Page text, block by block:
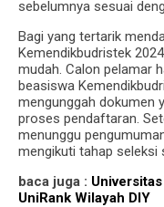
sebelumnya sesuai
Bagi yang tertarik
Kemendikbudristek
mudah. Calon pelamar
beasiswa
mengunggah dokumen
proses pendaftaran.
menunggu
mengikuti tahap seleksi
baca juga :
UniRank Wilayah DIY